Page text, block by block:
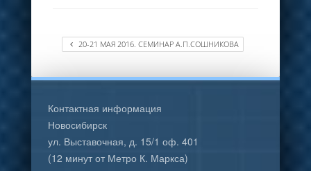
20-21 МАЯ 2016. СЕМИНАР А.П.СОШНИКОВА
Контактная информация
Новосибирск
ул. Выставочная, д. 15/1 оф. 401
(12 минут от Метро К. Маркса)